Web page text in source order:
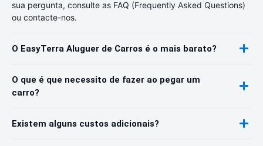
sua pergunta, consulte as FAQ (Frequently Asked Questions)
ou contacte-nos.
O EasyTerra Aluguer de Carros é o mais barato?
O que é que necessito de fazer ao pegar um
carro?
Existem alguns custos adicionais?